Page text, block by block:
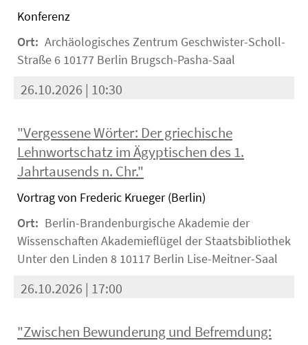
Konferenz
Ort: Archäologisches Zentrum Geschwister-Scholl-
Straße 6 10177 Berlin Brugsch-Pasha-Saal
26.10.2026 | 10:30
"Vergessene Wörter: Der griechische
Lehnwortschatz im Ägyptischen des 1.
Jahrtausends n. Chr."
Vortrag von Frederic Krueger (Berlin)
Ort: Berlin-Brandenburgische Akademie der
Wissenschaften Akademieflügel der Staatsbibliothek
Unter den Linden 8 10117 Berlin Lise-Meitner-Saal
26.10.2026 | 17:00
"Zwischen Bewunderung und Befremdung: